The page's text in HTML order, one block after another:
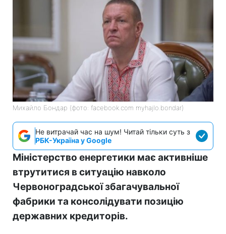
Михайло Бондар (фото: facebook.com myhajlo.bondar)
Не витрачай час на шум! Читай тільки суть з
РБК-Україна у Google
Міністерство енергетики має активніше
втрутитися в ситуацію навколо
Червоноградської збагачувальної
фабрики та консолідувати позицію
державних кредиторів.